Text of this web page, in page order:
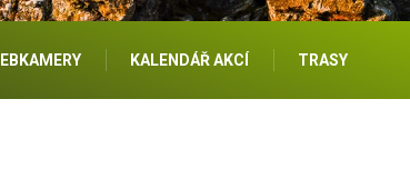
KALENDÁŘ AKCÍ TRASY